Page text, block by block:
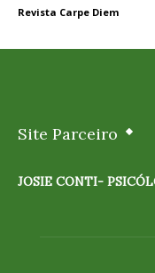
Revista Carpe Diem
Site Parceiro
JOSIE CONTI-